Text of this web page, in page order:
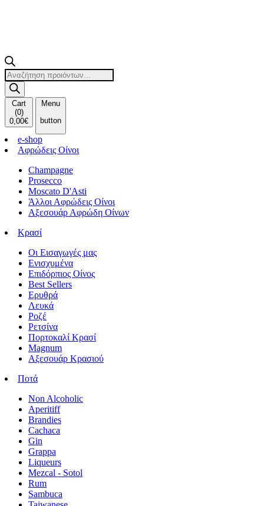
Products
search
Cart
(0)
0,00€
Menu
button
e-shop
Αφρώδεις Οίνοι
Champagne
Prosecco
Moscato D'Asti
Άλλοι Αφρώδεις Οίνοι
Αξεσουάρ Αφρώδη Οίνων
Κρασί
Οι Εισαγωγές μας
Ενισχυμένα
Επιδόρπιος Οίνος
Best Sellers
Ερυθρά
Λευκά
Ροζέ
Ρετσίνα
Πορτοκαλί Κρασί
Magnum
Αξεσουάρ Κρασιού
Ποτά
Non Alcoholic
Aperitiff
Brandies
Cachaca
Gin
Grappa
Liqueurs
Mezcal - Sotol
Rum
Sambuca